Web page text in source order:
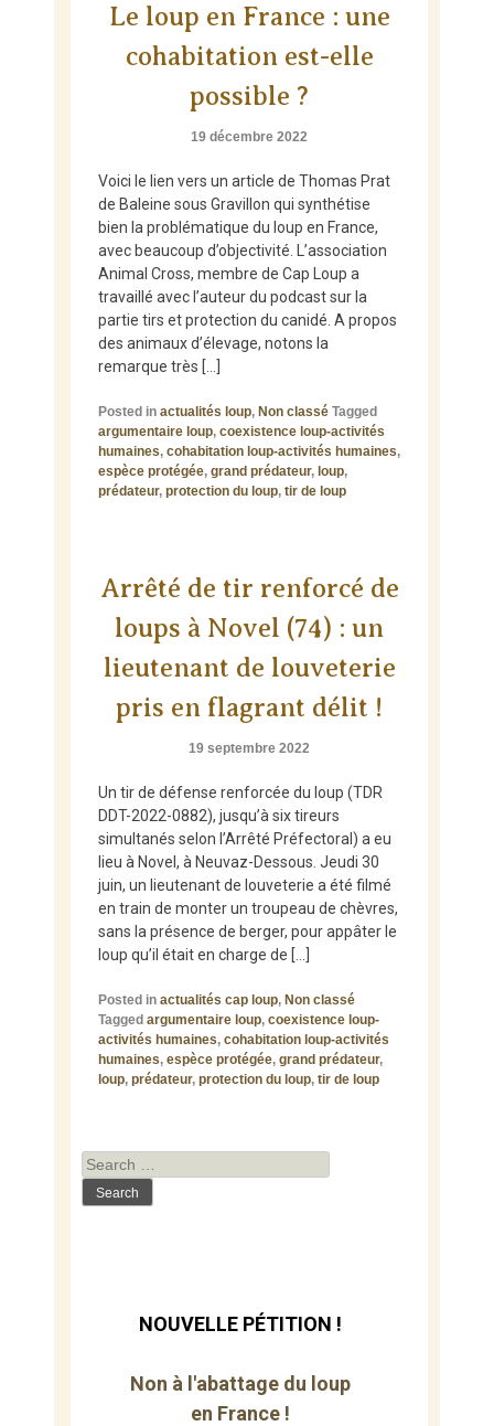
Le loup en France : une
cohabitation est-elle
possible ?
19 décembre 2022
Voici le lien vers un article de Thomas Prat
de Baleine sous Gravillon qui synthétise
bien la problématique du loup en France,
avec beaucoup d’objectivité. L’association
Animal Cross, membre de Cap Loup a
travaillé avec l’auteur du podcast sur la
partie tirs et protection du canidé. A propos
des animaux d’élevage, notons la
remarque très […]
Posted in actualités loup, Non classé Tagged
argumentaire loup, coexistence loup-activités
humaines, cohabitation loup-activités humaines,
espèce protégée, grand prédateur, loup,
prédateur, protection du loup, tir de loup
Arrêté de tir renforcé de
loups à Novel (74) : un
lieutenant de louveterie
pris en flagrant délit !
19 septembre 2022
Un tir de défense renforcée du loup (TDR
DDT-2022-0882), jusqu’à six tireurs
simultanés selon l’Arrêté Préfectoral) a eu
lieu à Novel, à Neuvaz-Dessous. Jeudi 30
juin, un lieutenant de louveterie a été filmé
en train de monter un troupeau de chèvres,
sans la présence de berger, pour appâter le
loup qu’il était en charge de […]
Posted in actualités cap loup, Non classé
Tagged argumentaire loup, coexistence loup-
activités humaines, cohabitation loup-activités
humaines, espèce protégée, grand prédateur,
loup, prédateur, protection du loup, tir de loup
Search
for:
NOUVELLE PÉTITION !
Non à l'abattage du loup
en France !